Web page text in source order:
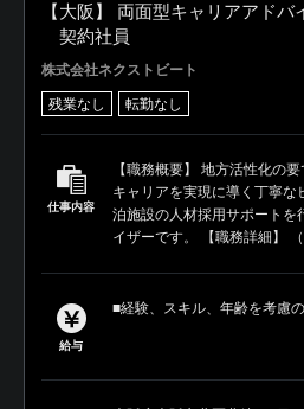
【大阪】 両面型キャリアアド
契約社員
株式会社ネクストビート
残業なし 転勤なし
仕事内容
【職務概要】 地方活性化の
キャリアを実現に導く丁寧
泊施設の人材採用サポートを
イザーです。 【職務詳細】
給与
■経験、スキル、年齢を考慮